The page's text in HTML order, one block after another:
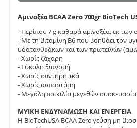
Αμινοξέα BCAA Zero 700gr BioTech
- Περίπου 7 g καθαρά αμινοξέα, εκ των
- Με τη βιταμίνη Β6 που βοηθάει τον
υδατανθράκων και των πρωτεϊνών
- Χωρίς ζάχαρη
- Εύκολη διανομή
- Χωρίς συντηρητικά
- Χωρίς ασπαρτάμη
- Μεγάλη ποικιλία μεγεθών
ΜΥΙΚΗ ΕΝΔΥΝΑΜΩΣΗ ΚΑΙ ΕΝΕΡΓΕΙΑ
Η BioTechUSA BCAA Zero γεύση μη